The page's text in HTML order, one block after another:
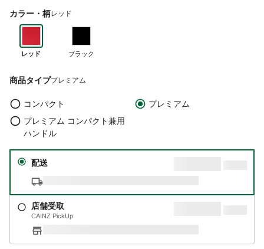
カラー・柄レッド
レッド ブラック
商品タイププレミアム
コンパクト
プレミアム
プレミアム コンパクト兼用
ハンドル
配送
店舗受取
CAINZ PickUp